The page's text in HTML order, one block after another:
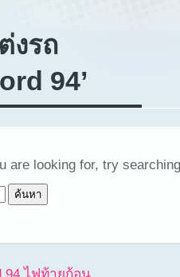
งรถ
94’
are looking for, try